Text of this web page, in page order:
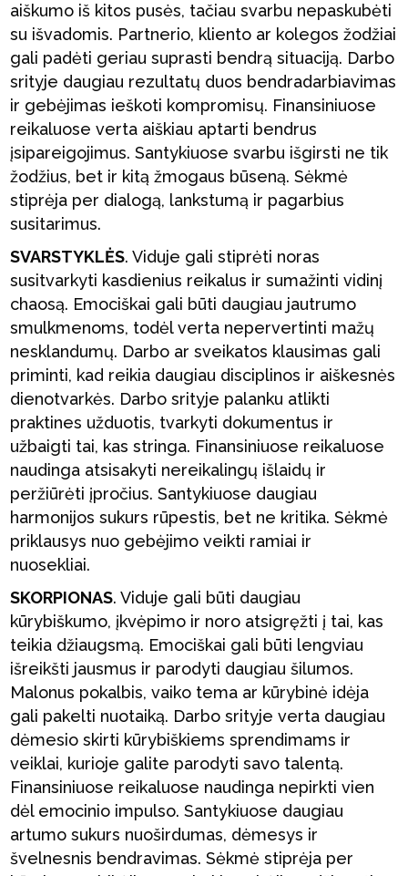
aiškumo iš kitos pusės, tačiau svarbu nepaskubėti
su išvadomis. Partnerio, kliento ar kolegos žodžiai
gali padėti geriau suprasti bendrą situaciją. Darbo
srityje daugiau rezultatų duos bendradarbiavimas
ir gebėjimas ieškoti kompromisų. Finansiniuose
reikaluose verta aiškiau aptarti bendrus
įsipareigojimus. Santykiuose svarbu išgirsti ne tik
žodžius, bet ir kitą žmogaus būseną. Sėkmė
stiprėja per dialogą, lankstumą ir pagarbius
susitarimus.
SVARSTYKLĖS. Viduje gali stiprėti noras
susitvarkyti kasdienius reikalus ir sumažinti vidinį
chaosą. Emociškai gali būti daugiau jautrumo
smulkmenoms, todėl verta nepervertinti mažų
nesklandumų. Darbo ar sveikatos klausimas gali
priminti, kad reikia daugiau disciplinos ir aiškesnės
dienotvarkės. Darbo srityje palanku atlikti
praktines užduotis, tvarkyti dokumentus ir
užbaigti tai, kas stringa. Finansiniuose reikaluose
naudinga atsisakyti nereikalingų išlaidų ir
peržiūrėti įpročius. Santykiuose daugiau
harmonijos sukurs rūpestis, bet ne kritika. Sėkmė
priklausys nuo gebėjimo veikti ramiai ir
nuosekliai.
SKORPIONAS. Viduje gali būti daugiau
kūrybiškumo, įkvėpimo ir noro atsigręžti į tai, kas
teikia džiaugsmą. Emociškai gali būti lengviau
išreikšti jausmus ir parodyti daugiau šilumos.
Malonus pokalbis, vaiko tema ar kūrybinė idėja
gali pakelti nuotaiką. Darbo srityje verta daugiau
dėmesio skirti kūrybiškiems sprendimams ir
veiklai, kurioje galite parodyti savo talentą.
Finansiniuose reikaluose naudinga nepirkti vien
dėl emocinio impulso. Santykiuose daugiau
artumo sukurs nuoširdumas, dėmesys ir
švelnesnis bendravimas. Sėkmė stiprėja per